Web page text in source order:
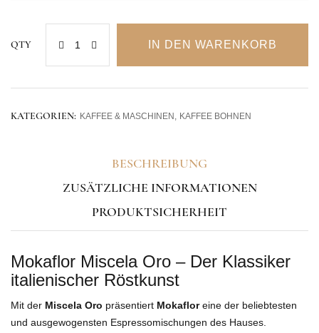
QTY IN DEN WARENKORB
KATEGORIEN: KAFFEE & MASCHINEN KAFFEE BOHNEN
BESCHREIBUNG
ZUSÄTZLICHE INFORMATIONEN
PRODUKTSICHERHEIT
Mokaflor Miscela Oro – Der Klassiker
italienischer Röstkunst
Mit der Miscela Oro präsentiert Mokafloreine der beliebtesten
und ausgewogensten Espressomischungen des Hauses.